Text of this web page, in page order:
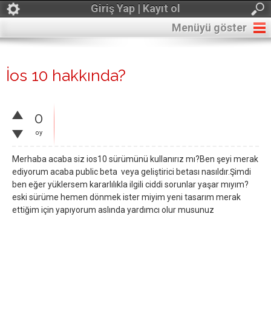
Giriş Yap | Kayıt ol
Menüyü göster
İos 10 hakkında?
0
oy
Merhaba acaba siz ios10 sürümünü kullanırız mı?Ben şeyi merak
ediyorum acaba public beta veya geliştirici betası nasıldır.Şimdi
ben eğer yüklersem kararlılıkla ilgili ciddi sorunlar yaşar mıyım?
eski sürüme hemen dönmek ister miyim yeni tasarım merak
ettiğim için yapıyorum aslında yardımcı olur musunuz